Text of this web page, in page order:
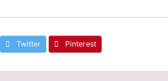
Twitter Pinterest